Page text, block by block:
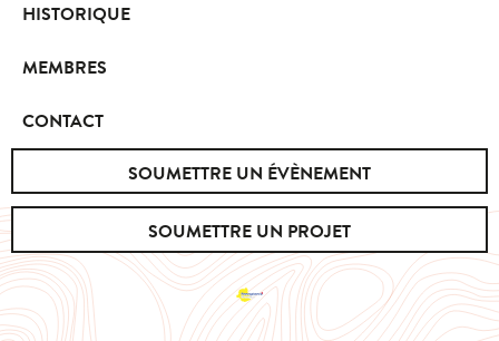
HISTORIQUE
MEMBRES
CONTACT
SOUMETTRE UN ÉVÈNEMENT
SOUMETTRE UN PROJET